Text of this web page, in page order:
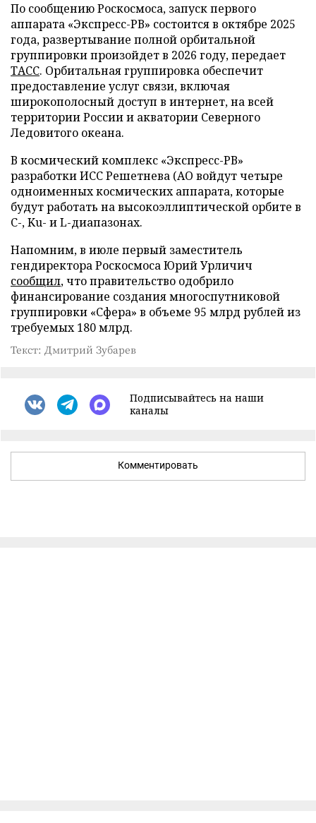
По сообщению Роскосмоса, запуск первого
аппарата «Экспресс-РВ» состоится в октябре 2025
года, развертывание полной орбитальной
группировки произойдет в 2026 году, передает
ТАСС. Орбитальная группировка обеспечит
предоставление услуг связи, включая
широкополосный доступ в интернет, на всей
территории России и акватории Северного
Ледовитого океана.
В космический комплекс «Экспресс-РВ»
разработки ИСС Решетнева (АО войдут четыре
одноименных космических аппарата, которые
будут работать на высокоэллиптической орбите в
С-, Ku- и L-диапазонах.
Напомним, в июле первый заместитель
гендиректора Роскосмоса Юрий Урличич
сообщил, что правительство одобрило
финансирование создания многоспутниковой
группировки «Сфера» в объеме 95 млрд рублей из
требуемых 180 млрд.
Текст: Дмитрий Зубарев
Подписывайтесь на наши
каналы
Комментировать